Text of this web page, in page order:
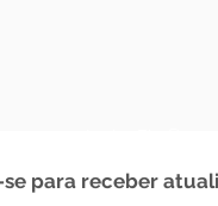
para receber